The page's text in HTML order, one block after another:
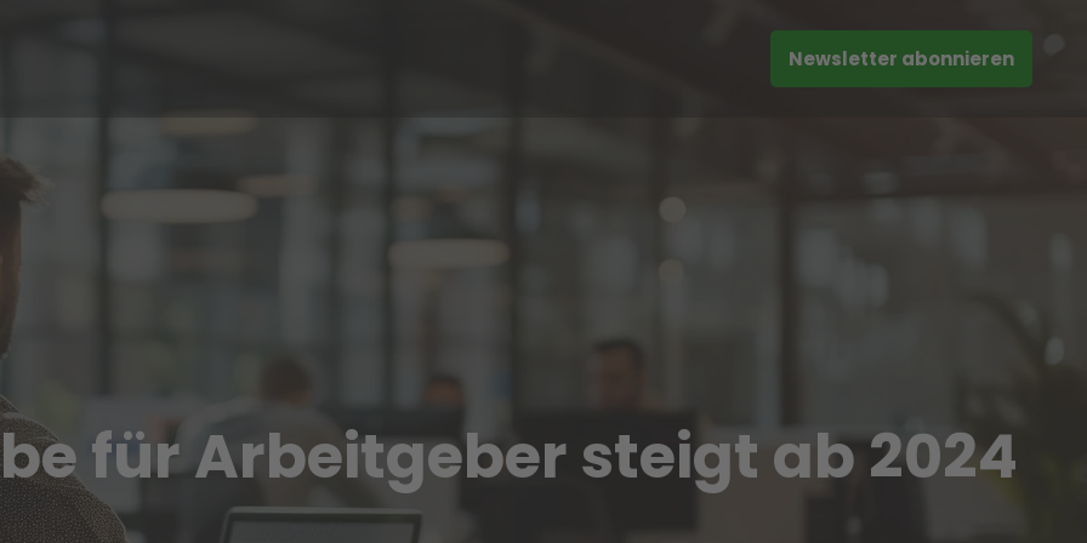
Newsletter abonnieren
für Arbeitgeber steigt ab 2024